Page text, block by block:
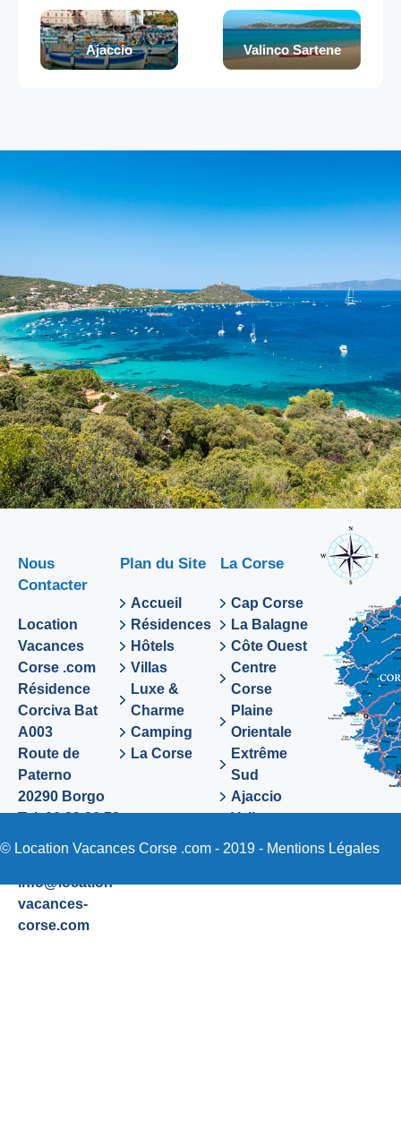
Ajaccio Valinco Sartene
Nous
Contacter
Location
Vacances
Corse .com
Résidence
Corciva Bat
A003
Route de
Paterno
20290 Borgo
Tel. 06 89 36 72
info@location-
vacances-
corse.com
Plan du Site
Accueil
Résidences
Hôtels
Villas
Luxe &
Charme
Camping
La Corse
La Corse
Cap Corse
La Balagne
Côte Ouest
Centre
Corse
Plaine
Orientale
Extrême
Sud
Ajaccio
Valinco
Sartene
© Location Vacances Corse .com - 2019 - Mentions Légales